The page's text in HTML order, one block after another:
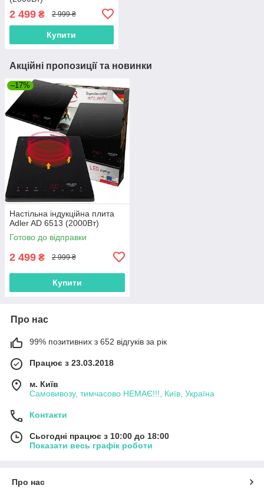
2 499 ₴ 2 999 ₴
Купити
Акційні пропозиції та новинки
–17%
Настільна індукційна плита
Adler AD 6513 (2000Вт)
Готово до відправки
2 499 ₴ 2 999 ₴
Купити
Про нас
99% позитивних з 652 відгуків за рік
Працює з 23.03.2018
м. Київ
Самовивозу, тимчасово НЕМАЄ!!!, Київ, Україна
Контакти
Сьогодні працює з 10:00 до 18:00
Показати весь графік роботи
Про нас